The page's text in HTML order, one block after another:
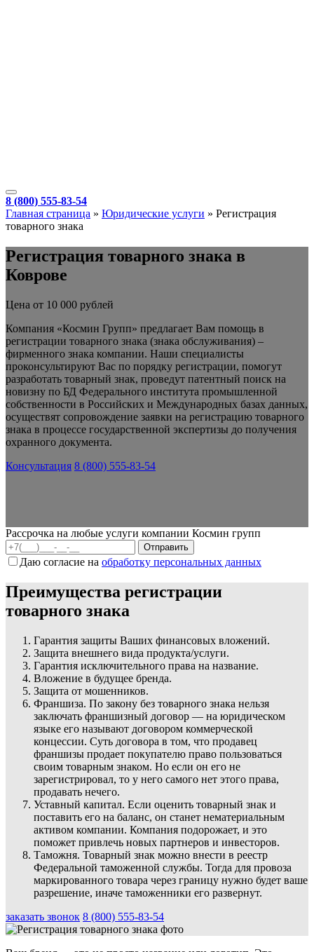
8 (800) 555-83-54
Главная страница » Юридические услуги » Регистрация
товарного знака
Регистрация товарного знака в
Коврове
Цена от 10 000 рублей
Компания «Космин Групп» предлагает Вам помощь в
регистрации товарного знака (знака обслуживания) –
фирменного знака компании. Наши специалисты
проконсультируют Вас по порядку регистрации, помогут
разработать товарный знак, проведут патентный поиск на
новизну по БД Федерального института промышленной
собственности в Российских и Международных базах данных,
осуществят сопровождение заявки на регистрацию товарного
знака в процессе государственной экспертизы до получения
охранного документа.
Консультация 8 (800) 555-83-54
Рассрочка на любые услуги компании Космин групп
Даю согласие на обработку персональных данных
Преимущества регистрации
товарного знака
Гарантия защиты Ваших финансовых вложений.
Защита внешнего вида продукта/услуги.
Гарантия исключительного права на название.
Вложение в будущее бренда.
Защита от мошенников.
Франшиза. По закону без товарного знака нельзя
заключать франшизный договор — на юридическом
языке его называют договором коммерческой
концессии. Суть договора в том, что продавец
франшизы продает покупателю право пользоваться
своим товарным знаком. Но если он его не
зарегистрировал, то у него самого нет этого права,
продавать нечего.
Уставный капитал. Если оценить товарный знак и
поставить его на баланс, он станет нематериальным
активом компании. Компания подорожает, и это
поможет привлечь новых партнеров и инвесторов.
Таможня. Товарный знак можно внести в реестр
Федеральной таможенной службы. Тогда для провоза
маркированного товара через границу нужно будет ваше
разрешение, иначе таможенники его развернут.
заказать звонок 8 (800) 555-83-54